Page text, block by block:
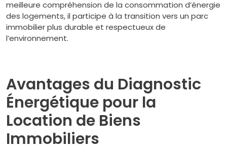
meilleure compréhension de la consommation d’énergie
des logements, il participe à la transition vers un parc
immobilier plus durable et respectueux de
l’environnement.
Avantages du Diagnostic
Énergétique pour la
Location de Biens
Immobiliers